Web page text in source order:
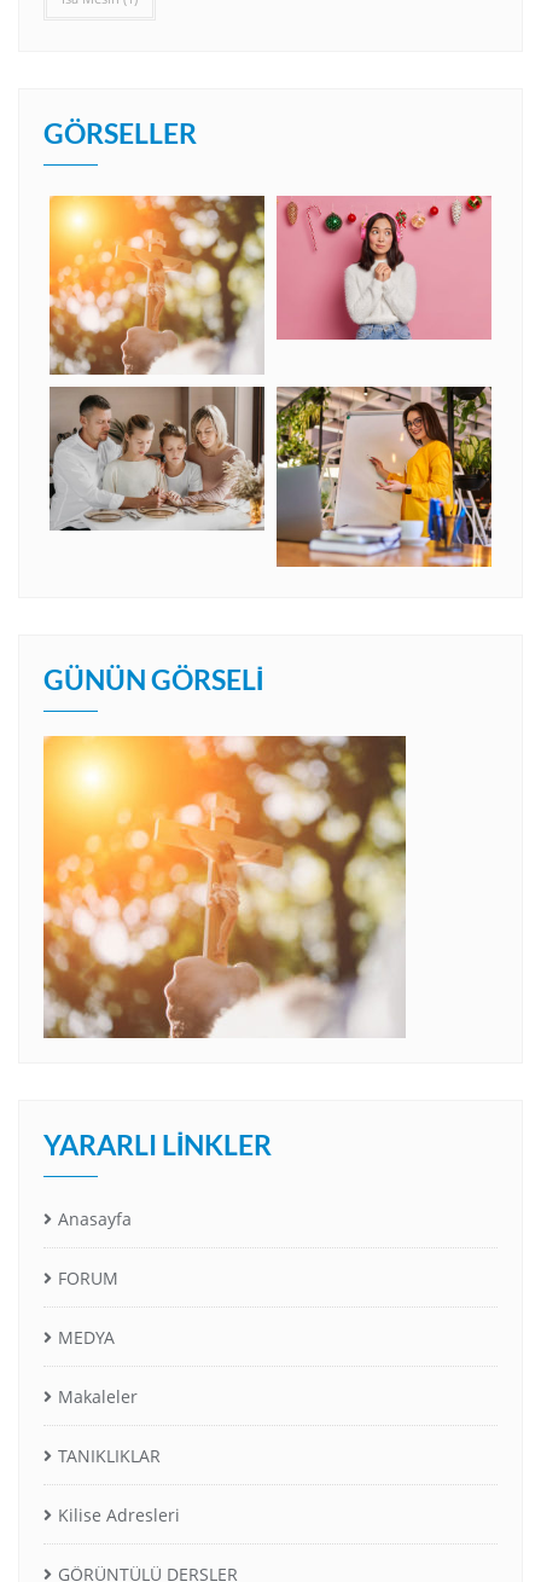
GÖRSELLER
GÜNÜN GÖRSELI
YARARLI LINKLER
Anasayfa
FORUM
MEDYA
Makaleler
TANIKLIKLAR
Kilise Adresleri
GÖRÜNTÜLÜ DERSLER